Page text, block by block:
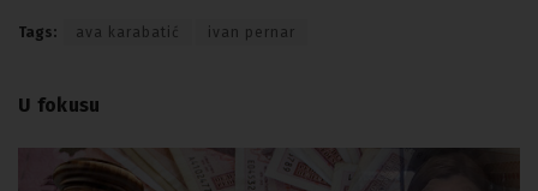
Tags: ava karabatić ivan pernar
U fokusu